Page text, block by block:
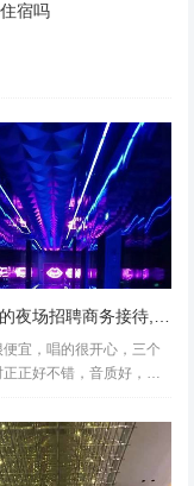
，没有小吃，和美
华的酒吧招聘包厢
场所！小伙伴们都
宿吗
杭州新开的夜场招聘商务接待,还有哪些职位
，唱的很开心，三个
正正好不错，音质好，服
有进一步的提升的空
很好……女友说效果很
音不全不做评论杭州...